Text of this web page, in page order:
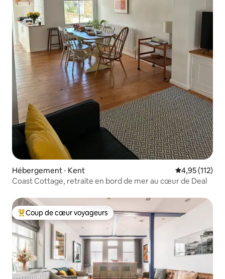
Hébergement ⋅ Kent Évaluation
4,95 (112)
Coast Cottage, retraite en bord de mer au cœur de Deal
Coups de cœur voyageurs les plus appréciés
Coup de cœur voyageurs